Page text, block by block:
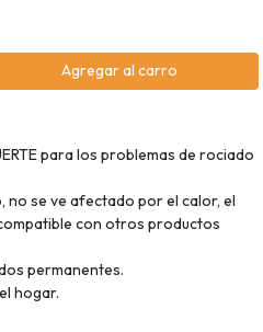
Agregar al carro
para los problemas de rociado
se ve afectado por el calor, el
con otros productos
permanentes.
hogar.